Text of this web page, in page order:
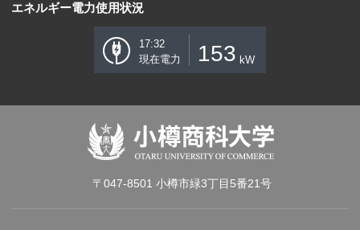
エネルギー電力使用状況
17:32
現在電力
153 kW
〒047-8501 小樽市緑3丁目5番21号